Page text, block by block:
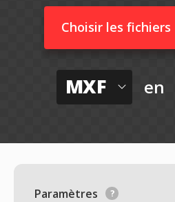
Choisir les fichiers
MXF en
Paramètres